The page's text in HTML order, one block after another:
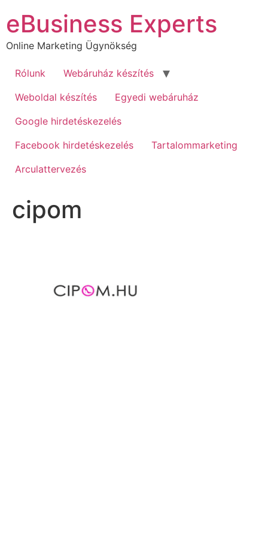
tartalomhoz
eBusiness Experts
Online Marketing Ügynökség
Rólunk
Webáruház készítés
Weboldal készítés
Egyedi webáruház
Google hirdetéskezelés
Facebook hirdetéskezelés
Tartalommarketing
Arculattervezés
cipom